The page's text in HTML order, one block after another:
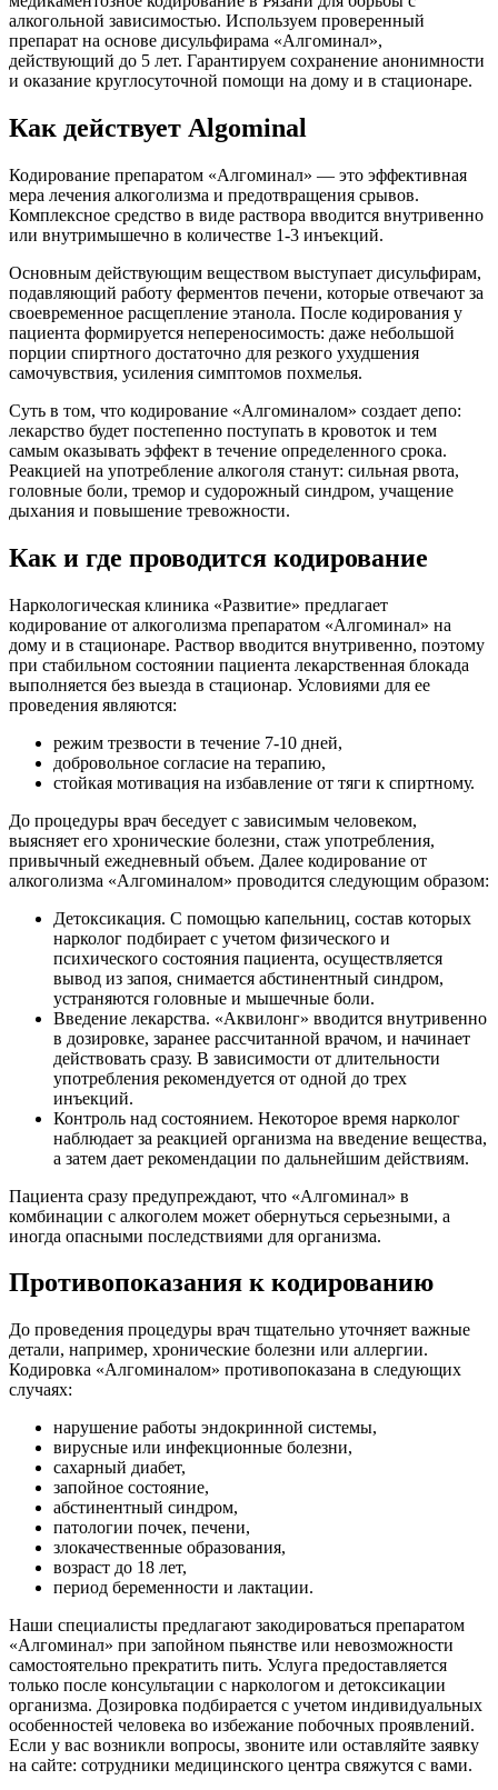
алкогольной зависимостью. Используем проверенный
препарат на основе дисульфирама «Алгоминал»,
действующий до 5 лет. Гарантируем сохранение анонимности
и оказание круглосуточной помощи на дому и в стационаре.
Как действует Algominal
Кодирование препаратом «Алгоминал» — это эффективная
мера лечения алкоголизма и предотвращения срывов.
Комплексное средство в виде раствора вводится внутривенно
или внутримышечно в количестве 1-3 инъекций.
Основным действующим веществом выступает дисульфирам,
подавляющий работу ферментов печени, которые отвечают за
своевременное расщепление этанола. После кодирования у
пациента формируется непереносимость: даже небольшой
порции спиртного достаточно для резкого ухудшения
самочувствия, усиления симптомов похмелья.
Суть в том, что кодирование «Алгоминалом» создает депо:
лекарство будет постепенно поступать в кровоток и тем
самым оказывать эффект в течение определенного срока.
Реакцией на употребление алкоголя станут: сильная рвота,
головные боли, тремор и судорожный синдром, учащение
дыхания и повышение тревожности.
Как и где проводится кодирование
Наркологическая клиника «Развитие» предлагает
кодирование от алкоголизма препаратом «Алгоминал» на
дому и в стационаре. Раствор вводится внутривенно, поэтому
при стабильном состоянии пациента лекарственная блокада
выполняется без выезда в стационар. Условиями для ее
проведения являются:
режим трезвости в течение 7-10 дней,
добровольное согласие на терапию,
стойкая мотивация на избавление от тяги к спиртному.
До процедуры врач беседует с зависимым человеком,
выясняет его хронические болезни, стаж употребления,
привычный ежедневный объем. Далее кодирование от
алкоголизма «Алгоминалом» проводится следующим образом:
Детоксикация. С помощью капельниц, состав которых
нарколог подбирает с учетом физического и
психического состояния пациента, осуществляется
вывод из запоя, снимается абстинентный синдром,
устраняются головные и мышечные боли.
Введение лекарства. «Аквилонг» вводится внутривенно
в дозировке, заранее рассчитанной врачом, и начинает
действовать сразу. В зависимости от длительности
употребления рекомендуется от одной до трех
инъекций.
Контроль над состоянием. Некоторое время нарколог
наблюдает за реакцией организма на введение вещества,
а затем дает рекомендации по дальнейшим действиям.
Пациента сразу предупреждают, что «Алгоминал» в
комбинации с алкоголем может обернуться серьезными, а
иногда опасными последствиями для организма.
Противопоказания к кодированию
До проведения процедуры врач тщательно уточняет важные
детали, например, хронические болезни или аллергии.
Кодировка «Алгоминалом» противопоказана в следующих
случаях:
нарушение работы эндокринной системы,
вирусные или инфекционные болезни,
сахарный диабет,
запойное состояние,
абстинентный синдром,
патологии почек, печени,
злокачественные образования,
возраст до 18 лет,
период беременности и лактации.
Наши специалисты предлагают закодироваться препаратом
«Алгоминал» при запойном пьянстве или невозможности
самостоятельно прекратить пить. Услуга предоставляется
только после консультации с наркологом и детоксикации
организма. Дозировка подбирается с учетом индивидуальных
особенностей человека во избежание побочных проявлений.
Если у вас возникли вопросы, звоните или оставляйте заявку
на сайте: сотрудники медицинского центра свяжутся с вами.